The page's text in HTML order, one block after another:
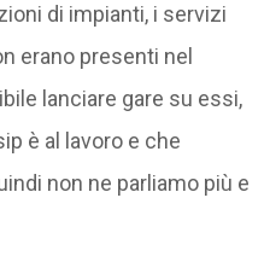
di impianti, i servizi
erano presenti nel
lanciare gare su essi,
è al lavoro e che
non ne parliamo più e